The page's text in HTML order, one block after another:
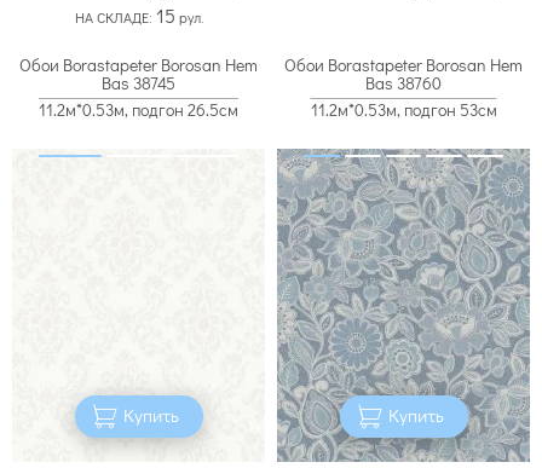
НА СКЛАДЕ: 15 рул.
Обои Borastapeter Borosan Hem
Bas 38745
11.2м*0.53м, подгон 26.5см
Купить
Обои Borastapeter Borosan Hem
Bas 38760
11.2м*0.53м, подгон 53см
Купить